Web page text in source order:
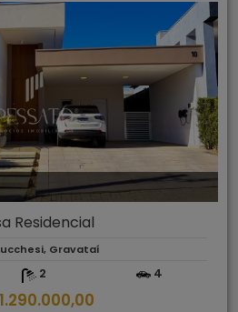
Residencial
Gravataí
2 4